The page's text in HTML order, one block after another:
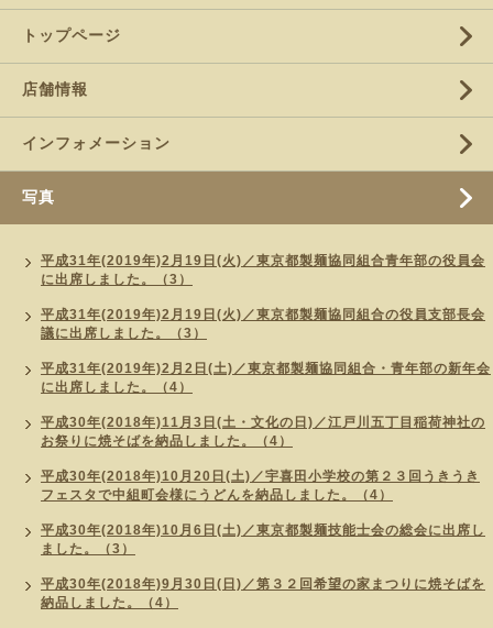
トップページ
店舗情報
インフォメーション
写真
平成31年(2019年)2月19日(火)／東京都製麺協同組合青年部の役員会
に出席しました。（3）
平成31年(2019年)2月19日(火)／東京都製麺協同組合の役員支部長会
議に出席しました。（3）
平成31年(2019年)2月2日(土)／東京都製麺協同組合・青年部の新年会
に出席しました。（4）
平成30年(2018年)11月3日(土・文化の日)／江戸川五丁目稲荷神社の
お祭りに焼そばを納品しました。（4）
平成30年(2018年)10月20日(土)／宇喜田小学校の第２３回うきうき
フェスタで中組町会様にうどんを納品しました。（4）
平成30年(2018年)10月6日(土)／東京都製麺技能士会の総会に出席し
ました。（3）
平成30年(2018年)9月30日(日)／第３２回希望の家まつりに焼そばを
納品しました。（4）